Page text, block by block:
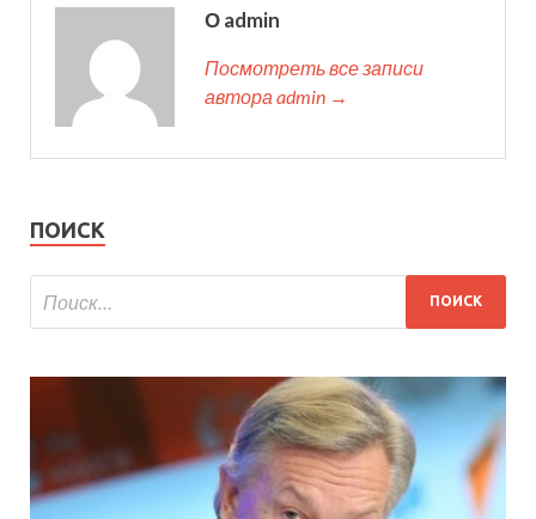
О admin
Посмотреть все записи
автора admin →
ПОИСК